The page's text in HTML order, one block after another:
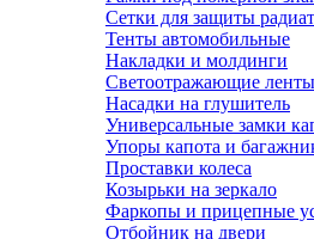
Сетки для защиты
Тенты автомобильные
Накладки и молдинги
Светоотражающие ленты
Насадки на глушитель
Универсальные замки
Упоры капота и
Проставки колеса
Козырьки на зеркало
Фаркопы и прицепные
Отбойник на двери